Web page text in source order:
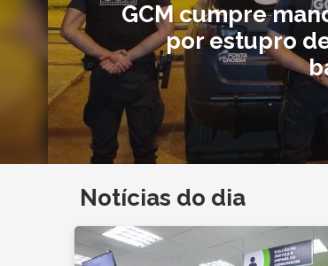
GCM cumpre
por estupro
Notícias do dia